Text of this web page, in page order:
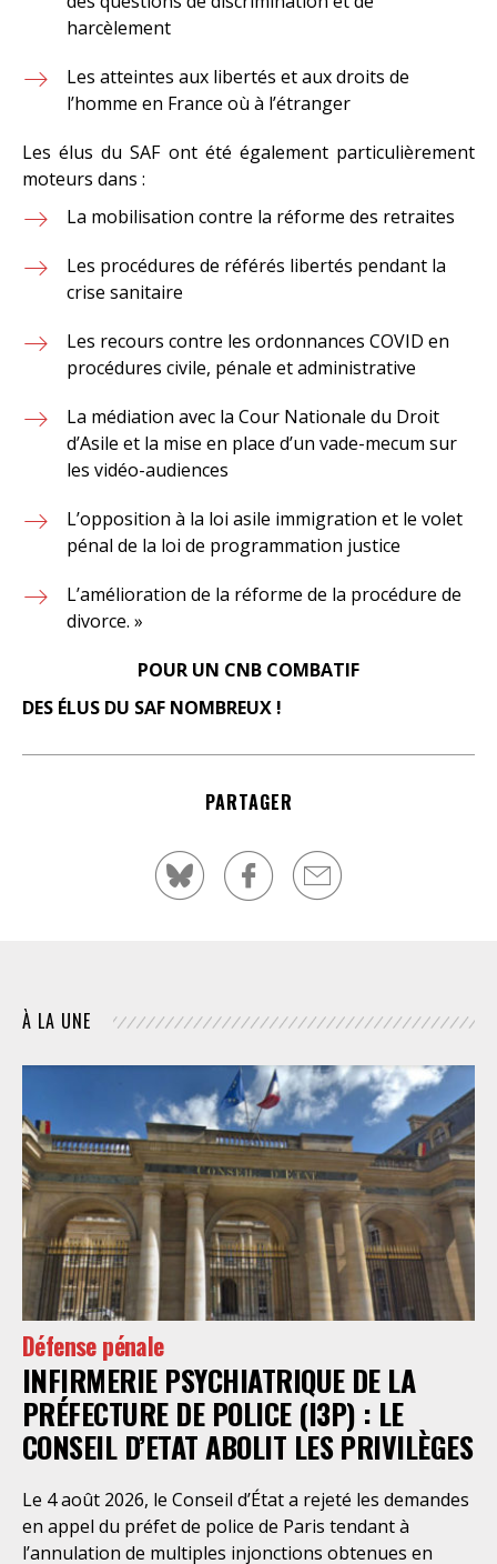
harcèlement
Les atteintes aux libertés et aux droits de
l’homme en France où à l’étranger
Les élus du SAF ont été également particulièrement
moteurs dans :
La mobilisation contre la réforme des retraites
Les procédures de référés libertés pendant la
crise sanitaire
Les recours contre les ordonnances COVID en
procédures civile, pénale et administrative
La médiation avec la Cour Nationale du Droit
d’Asile et la mise en place d’un vade-mecum sur
les vidéo-audiences
L’opposition à la loi asile immigration et le volet
pénal de la loi de programmation justice
L’amélioration de la réforme de la procédure de
divorce. »
POUR UN CNB COMBATIF
DES ÉLUS DU SAF NOMBREUX !
PARTAGER
À LA UNE
Défense pénale
INFIRMERIE PSYCHIATRIQUE DE LA
PRÉFECTURE DE POLICE (I3P) : LE
CONSEIL D’ETAT ABOLIT LES PRIVILÈGES
Le 4 août 2026, le Conseil d’État a rejeté les demandes
en appel du préfet de police de Paris tendant à
l’annulation de multiples injonctions obtenues en